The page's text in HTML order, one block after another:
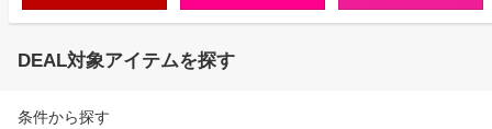
DEAL対象アイテムを探す
条件から探す